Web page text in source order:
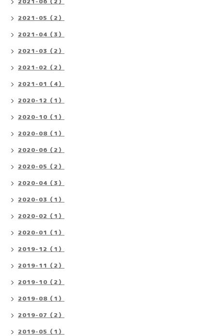
2021-05（2）
2021-04（3）
2021-03（2）
2021-02（2）
2021-01（4）
2020-12（1）
2020-10（1）
2020-08（1）
2020-06（2）
2020-05（2）
2020-04（3）
2020-03（1）
2020-02（1）
2020-01（1）
2019-12（1）
2019-11（2）
2019-10（2）
2019-08（1）
2019-07（2）
2019-05（1）